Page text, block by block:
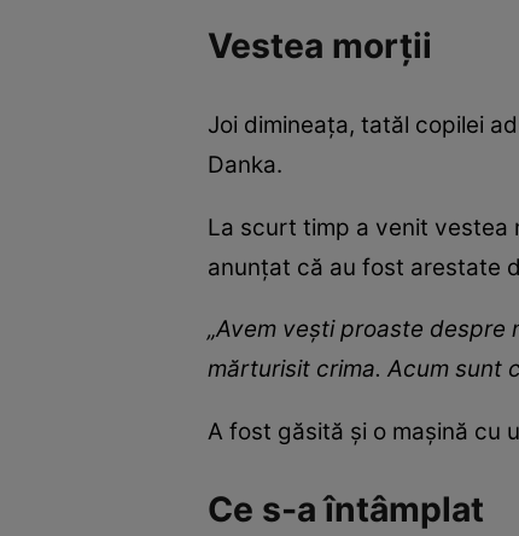
Vestea morții
Joi dimineața, tatăl copilei
Danka.
La scurt timp a venit vestea
anunțat că au fost arestate
„Avem vești proaste despre
mărturisit crima. Acum sunt
A fost găsită și o mașină cu
Ce s-a întâmplat